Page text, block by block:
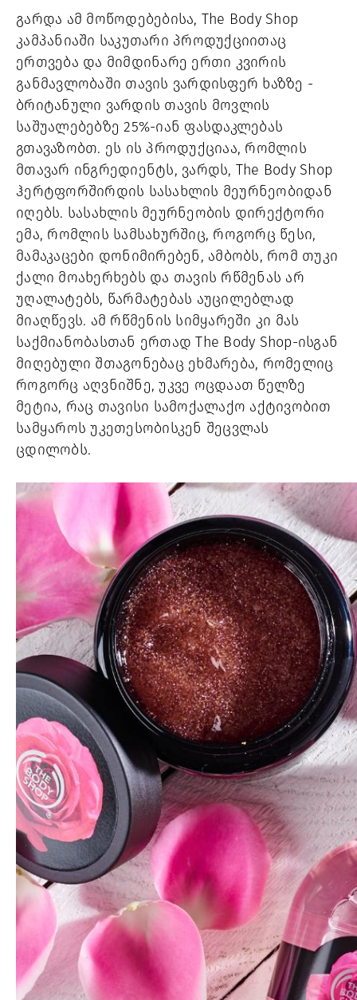
გარდა ამ მოწოდებებისა, The Body Shop
კამპანიაში საკუთარი პროდუქციითაც
ერთვება და მიმდინარე ერთი კვირის
განმავლობაში თავის ვარდისფერ ხაზზე -
ბრიტანული ვარდის თავის მოვლის
საშუალებებზე 25%-იან ფასდაკლებას
გთავაზობთ. ეს ის პროდუქციაა, რომლის
მთავარ ინგრედიენტს, ვარდს, The Body Shop
ჰერტფორშირდის სასახლის მეურნეობიდან
იღებს. სასახლის მეურნეობის დირექტორი
ემა, რომლის სამსახურშიც, როგორც წესი,
მამაკაცები დონიმირებენ, ამბობს, რომ თუკი
ქალი მოახერხებს და თავის რწმენას არ
უღალატებს, წარმატებას აუცილებლად
მიაღწევს. ამ რწმენის სიმყარეში კი მას
საქმიანობასთან ერთად The Body Shop-ისგან
მიღებული შთაგონებაც ეხმარება, რომელიც
როგორც აღვნიშნე, უკვე ოცდაათ წელზე
მეტია, რაც თავისი სამოქალაქო აქტივობით
სამყაროს უკეთესობისკენ შეცვლას
ცდილობს.